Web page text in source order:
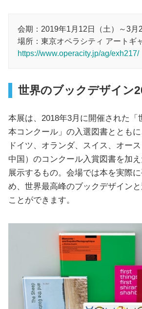
会期：2019年1月12日（土）～3月
場所：東京オペラシティ アートギ
https://www.operacity.jp/ag/exh217/
世界のブックデザイン
本展は、2018年3月に開催された「
本コンクール」の入選図書とともに
ドイツ、オランダ、スイス、オース
中国）のコンクール入賞図書を加
展示するもの。会場では本を実際
め、世界最高峰のブックデザイン
ことができます。